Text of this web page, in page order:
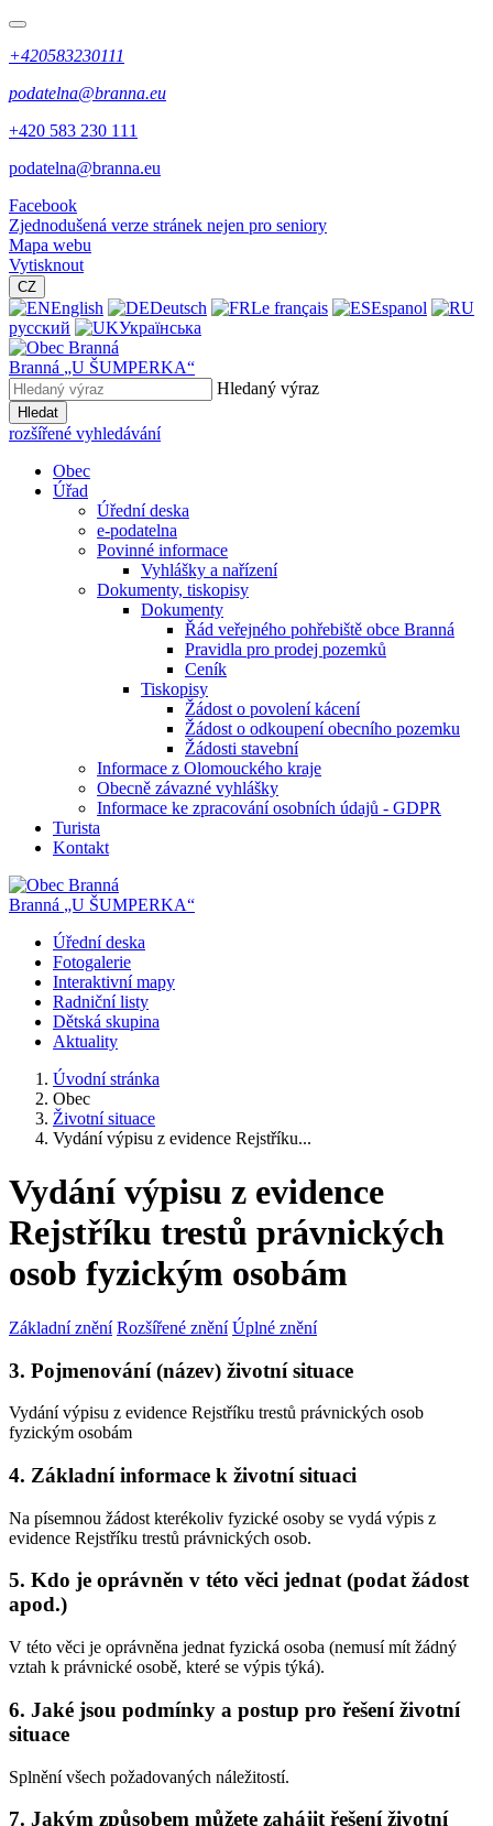
+420583230111
podatelna@branna.eu
+420 583 230 111
podatelna@branna.eu
Facebook
Zjednodušená verze stránek nejen pro seniory
Mapa webu
Vytisknout
CZ
English Deutsch Le français
Espanol
русский
Українська
Branná „U ŠUMPERKA“
Hledaný výraz
Hledat
rozšířené vyhledávání
Obec
Úřad
Úřední deska
e-podatelna
Povinné informace
Vyhlášky a nařízení
Dokumenty, tiskopisy
Dokumenty
Řád veřejného pohřebiště obce Branná
Pravidla pro prodej pozemků
Ceník
Tiskopisy
Žádost o povolení kácení
Žádost o odkoupení obecního pozemku
Žádosti stavební
Informace z Olomouckého kraje
Obecně závazné vyhlášky
Informace ke zpracování osobních údajů - GDPR
Turista
Kontakt
Branná „U ŠUMPERKA“
Úřední deska
Fotogalerie
Interaktivní mapy
Radniční listy
Dětská skupina
Aktuality
Úvodní stránka
Obec
Životní situace
Vydání výpisu z evidence Rejstříku...
Vydání výpisu z evidence
Rejstříku trestů právnických
osob fyzickým osobám
Základní znění Rozšířené znění Úplné znění
3. Pojmenování (název) životní situace
Vydání výpisu z evidence Rejstříku trestů právnických osob
fyzickým osobám
4. Základní informace k životní situaci
Na písemnou žádost kterékoliv fyzické osoby se vydá výpis z
evidence Rejstříku trestů právnických osob.
5. Kdo je oprávněn v této věci jednat (podat žádost
apod.)
V této věci je oprávněna jednat fyzická osoba (nemusí mít žádný
vztah k právnické osobě, které se výpis týká).
6. Jaké jsou podmínky a postup pro řešení životní
situace
Splnění všech požadovaných náležitostí.
7. Jakým způsobem můžete zahájit řešení životní